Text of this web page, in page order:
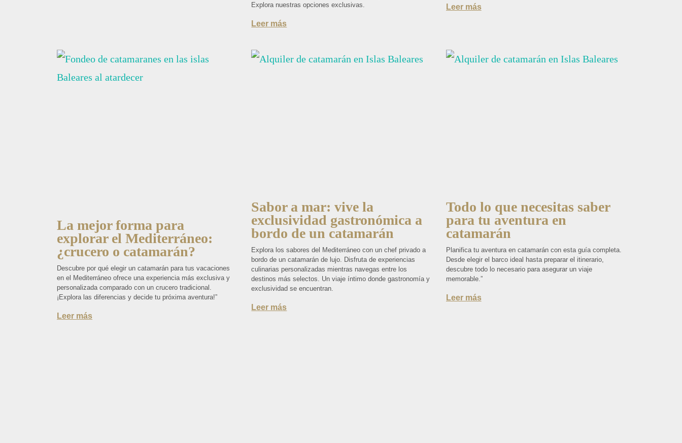
Explora nuestras opciones exclusivas.
Leer más
Leer más
La mejor forma para
explorar el Mediterráneo:
¿crucero o catamarán?
Descubre por qué elegir un catamarán para tus vacaciones
en el Mediterráneo ofrece una experiencia más exclusiva y
personalizada comparado con un crucero tradicional.
¡Explora las diferencias y decide tu próxima aventura!”
Leer más
Sabor a mar: vive la
exclusividad gastronómica a
bordo de un catamarán
Explora los sabores del Mediterráneo con un chef privado a
bordo de un catamarán de lujo. Disfruta de experiencias
culinarias personalizadas mientras navegas entre los
destinos más selectos. Un viaje íntimo donde gastronomía y
exclusividad se encuentran.
Leer más
Todo lo que necesitas saber
para tu aventura en
catamarán
Planifica tu aventura en catamarán con esta guía completa.
Desde elegir el barco ideal hasta preparar el itinerario,
descubre todo lo necesario para asegurar un viaje
memorable.”
Leer más